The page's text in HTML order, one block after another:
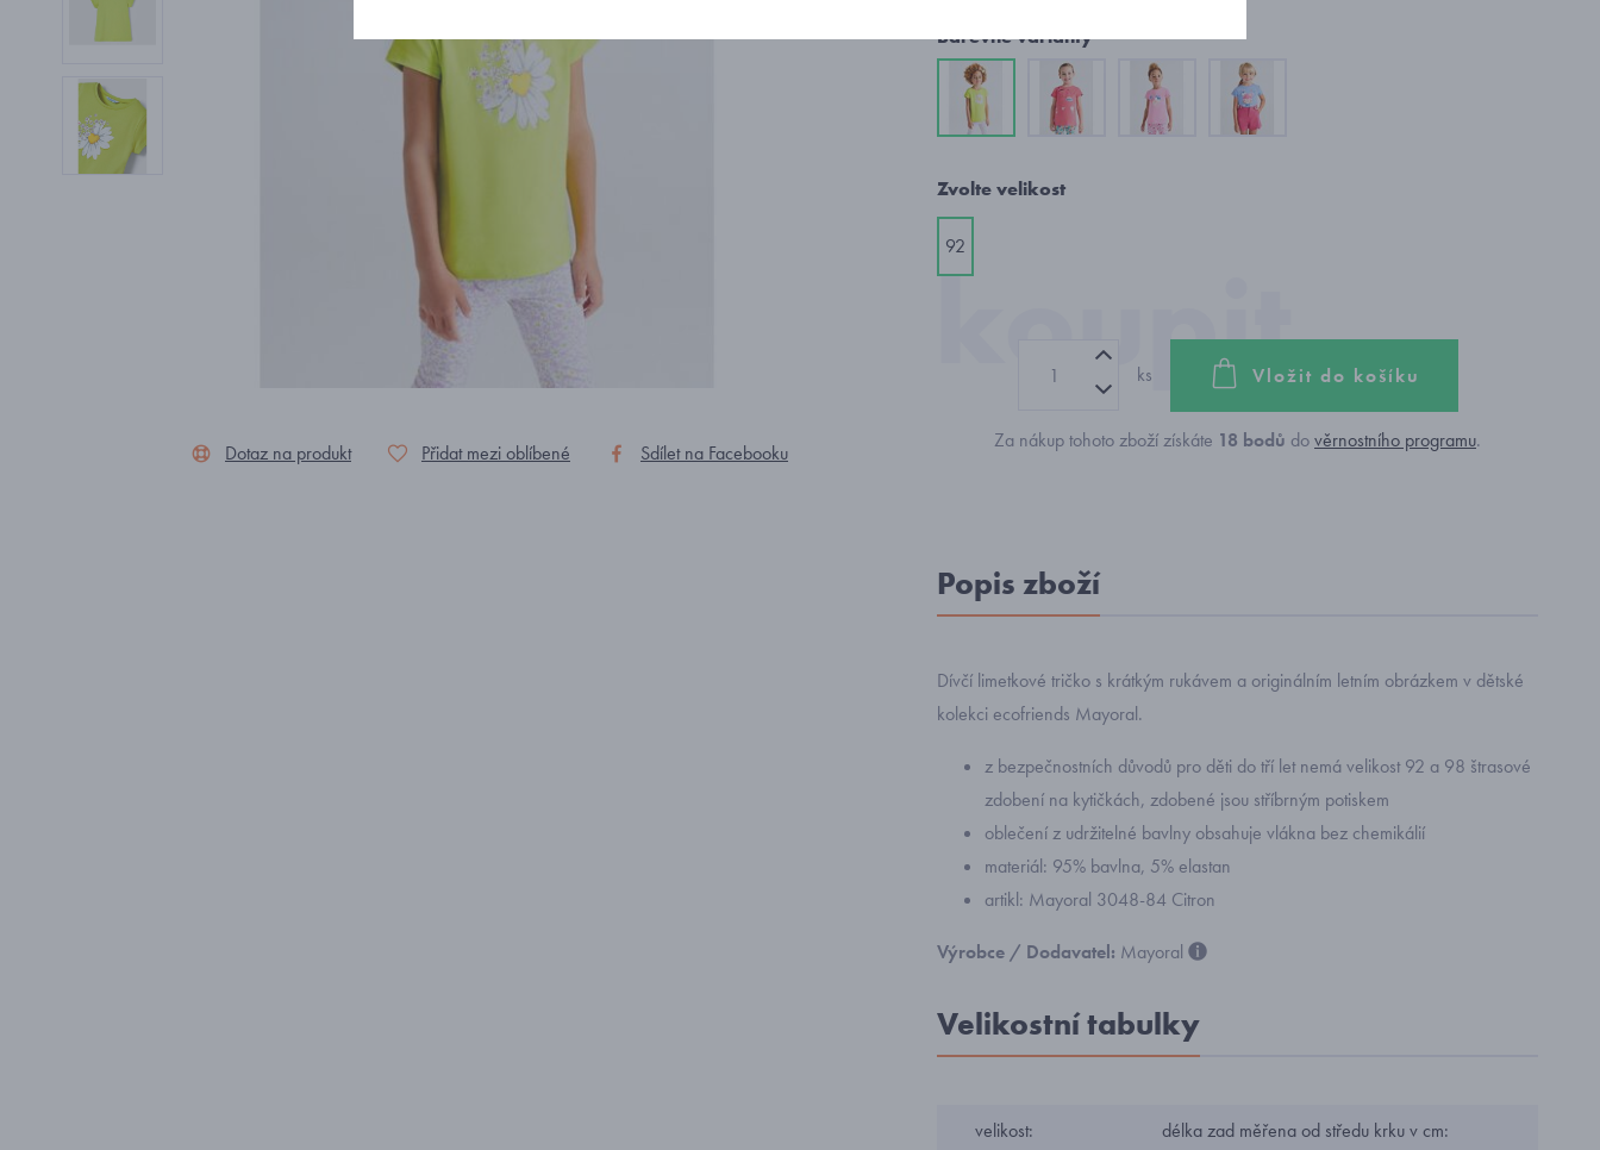
Dotaz na produkt Přidat mezi oblíbené Sdílet na Facebooku
Barevné varianty
Zvolte velikost
92
ks Vložit do košíku
Za nákup tohoto zboží získáte 18 bodů dověrnostního programu.
Popis zboží
Dívčí limetkové tričko s krátkým rukávem a originálním letním obrázkem v dětské
kolekci ecofriends Mayoral.
z bezpečnostních důvodů pro děti do tří let nemá velikost 92 a 98 štrasové
zdobení na kytičkách, zdobené jsou stříbrným potiskem
oblečení z udržitelné bavlny obsahuje vlákna bez chemikálií
materiál: 95% bavlna, 5% elastan
artikl: Mayoral 3048-84 Citron
Výrobce / Dodavatel: Mayoral
Velikostní tabulky
velikost: délka zad měřena od středu krku v cm: